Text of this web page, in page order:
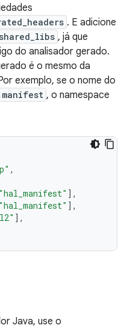
. E adicione
shared_libs , já que
do analisador gerado.
é o mesmo da
exemplo, se o nome do
, o namespace
,
"hal_manifest" ],
"hal_manifest" ],
],
Java, use o